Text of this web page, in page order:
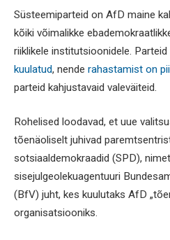
Süsteemiparteid on AfD maine
kõiki võimalikke
riiklikele institutsioonidele. Parteid
kuulatud, nende rahastamist on
parteid kahjustavaid valeväiteid.
Rohelised loodavad, et uue
tõenäoliselt juhivad
sotsiaaldemokraadid (SPD),
sisejulgeolekuagentuuri
(BfV) juht, kes kuulutaks AfD
organisatsiooniks.